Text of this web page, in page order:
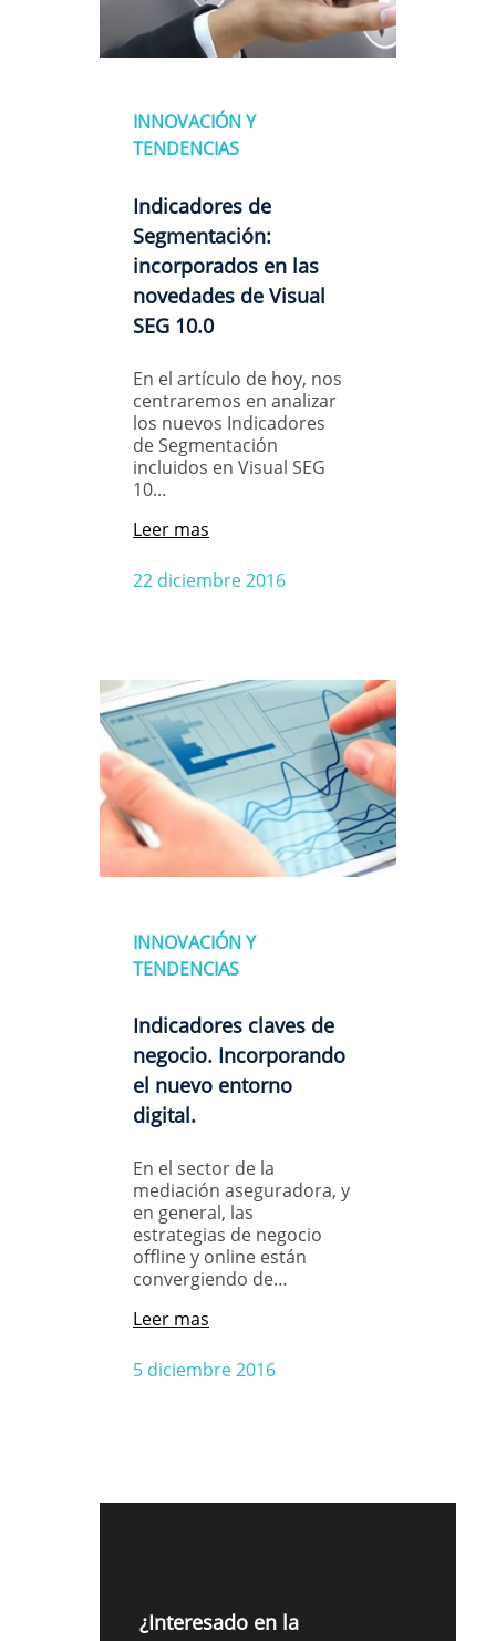
INNOVACIÓN Y
TENDENCIAS
Indicadores de
Segmentación:
incorporados en las
novedades de Visual
SEG 10.0
En el artículo de hoy, nos
centraremos en analizar
los nuevos Indicadores
de Segmentación
incluidos en Visual SEG
10...
22 diciembre 2016
Leer mas
INNOVACIÓN Y
TENDENCIAS
Indicadores claves de
negocio. Incorporando
el nuevo entorno
digital.
En el sector de la
mediación aseguradora, y
en general, las
estrategias de negocio
offline y online están
convergiendo de…
5 diciembre 2016
Leer mas
¿Interesado en la